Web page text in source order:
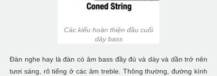
Các kiểu hoàn thiện đầu cuối
dây bass
Đàn nghe hay là đàn có âm bass đầy đủ và dày và dần trở nên
tươi sáng, rõ tiếng ở các âm treble. Thông thường, đường kính